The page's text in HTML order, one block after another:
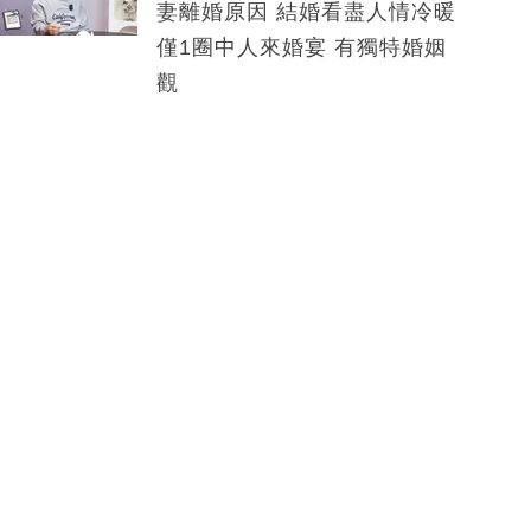
妻離婚原因 結婚看盡人情冷暖
僅1圈中人來婚宴 有獨特婚姻
觀